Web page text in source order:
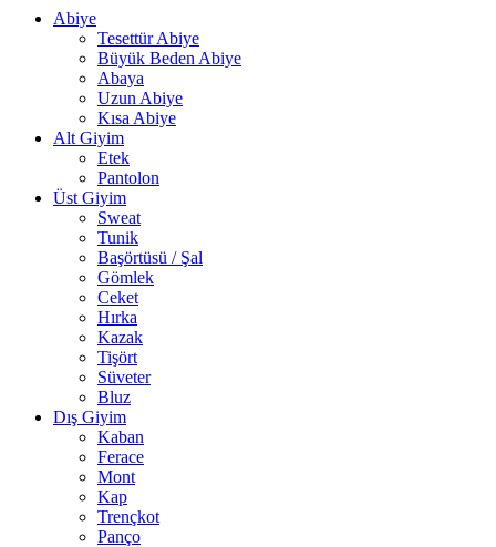
Abiye
Tesettür Abiye
Büyük Beden Abiye
Abaya
Uzun Abiye
Kısa Abiye
Alt Giyim
Etek
Pantolon
Üst Giyim
Sweat
Tunik
Başörtüsü / Şal
Gömlek
Ceket
Hırka
Kazak
Tişört
Süveter
Bluz
Dış Giyim
Kaban
Ferace
Mont
Kap
Trençkot
Panço